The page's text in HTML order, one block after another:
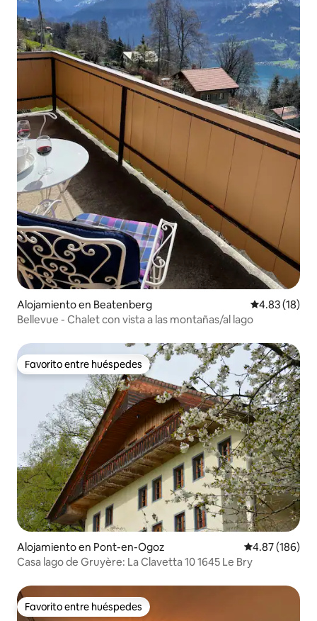
Alojamiento en Beatenberg Calificación
4.83 (18)
Bellevue - Chalet con vista a las montañas/al lago
Favorito entre huéspedes
Favorito entre huéspedes
Alojamiento en Pont-en-Ogoz Calificación
4.87 (186)
Casa lago de Gruyère: La Clavetta 10 1645 Le Bry
Favorito entre huéspedes
Favorito entre huéspedes